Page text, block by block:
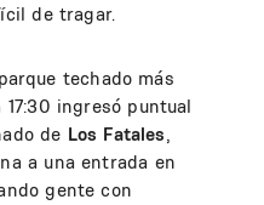
de tragar.
techado más
ingresó puntual
de Los Fatales,
a una entrada en
gente con